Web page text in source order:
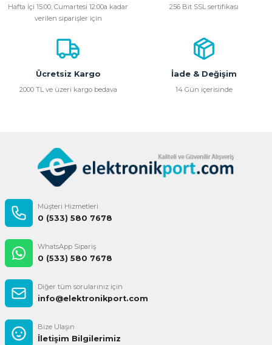
Hafta İçi 15:00, Cumartesi 12:00a kadar
verilen siparişler için
256 Bit SSL sertifikası
Ücretsiz Kargo
2000 TL ve üzeri kargo bedava
İade & Değişim
14 Gün içerisinde
Müşteri Hizmetleri
0 (533) 580 7678
WhatsApp Sipariş
0 (533) 580 7678
Diğer tüm sorularınız için
info@elektronikport.com
Bize Ulaşın
İletişim Bilgilerimiz